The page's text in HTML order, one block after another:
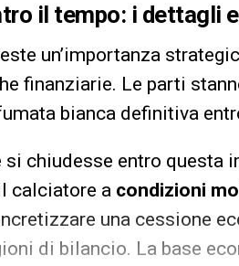
il tempo: i dettagli
un’importanza
finanziarie. Le parti
bianca definitiva
si chiudesse entro questa
calciatore a condizioni
una cessione
di bilancio. La base